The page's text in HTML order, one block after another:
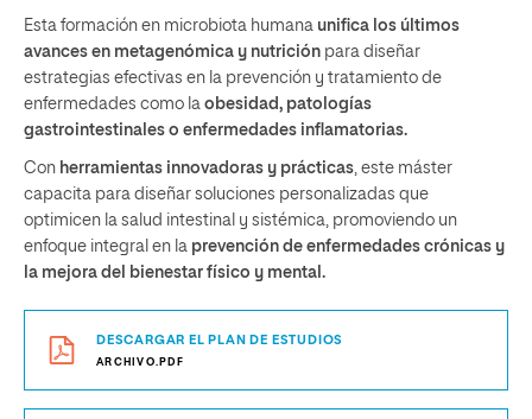
Esta formación en microbiota humana unifica los últimos
avances en metagenómica y nutrición para diseñar
estrategias efectivas en la prevención y tratamiento de
enfermedades como la obesidad, patologías
gastrointestinales o enfermedades inflamatorias.
Con herramientas innovadoras y prácticas, este máster
capacita para diseñar soluciones personalizadas que
optimicen la salud intestinal y sistémica, promoviendo un
enfoque integral en la prevención de enfermedades crónicas y
la mejora del bienestar físico y mental.
DESCARGAR EL PLAN DE ESTUDIOS
ARCHIVO.PDF